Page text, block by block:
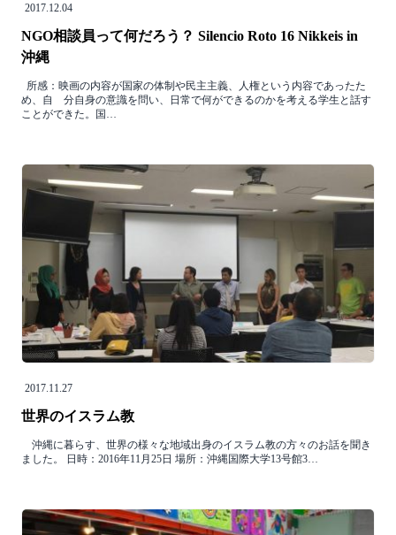
2017.12.04
NGO相談員って何だろう？ Silencio Roto 16 Nikkeis in
沖縄
所感：映画の内容が国家の体制や民主主義、人権という内容であったた
め、自 分自身の意識を問い、日常で何ができるのかを考える学生と話す
ことができた。国…
2017.11.27
世界のイスラム教
沖縄に暮らす、世界の様々な地域出身のイスラム教の方々のお話を聞き
ました。 日時：2016年11月25日 場所：沖縄国際大学13号館3…